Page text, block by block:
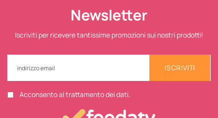
Newsletter
Iscriviti per ricevere tantissime promozioni sui nostri prodotti!
ISCRIVITI
Acconsento al trattamento dei dati.